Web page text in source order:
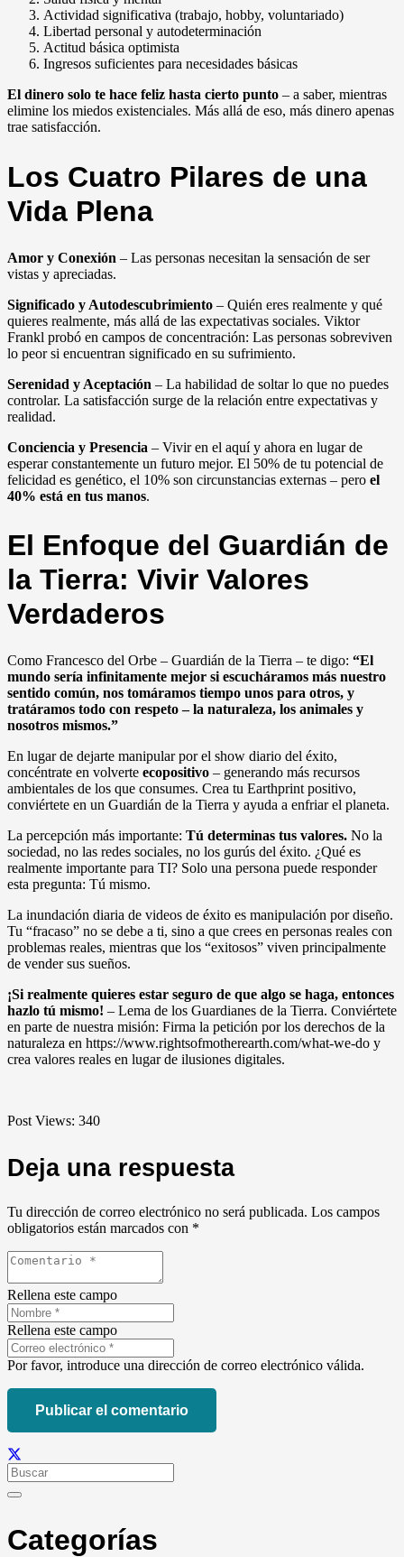
Actividad significativa (trabajo, hobby, voluntariado)
Libertad personal y autodeterminación
Actitud básica optimista
Ingresos suficientes para necesidades básicas
El dinero solo te hace feliz hasta cierto punto – a saber, mientras
elimine los miedos existenciales. Más allá de eso, más dinero apenas
trae satisfacción.
Los Cuatro Pilares de una
Vida Plena
Amor y Conexión – Las personas necesitan la sensación de ser
vistas y apreciadas.
Significado y Autodescubrimiento – Quién eres realmente y qué
quieres realmente, más allá de las expectativas sociales. Viktor
Frankl probó en campos de concentración: Las personas sobreviven
lo peor si encuentran significado en su sufrimiento.
Serenidad y Aceptación – La habilidad de soltar lo que no puedes
controlar. La satisfacción surge de la relación entre expectativas y
realidad.
Conciencia y Presencia – Vivir en el aquí y ahora en lugar de
esperar constantemente un futuro mejor. El 50% de tu potencial de
felicidad es genético, el 10% son circunstancias externas – pero el
40% está en tus manos.
El Enfoque del Guardián de
la Tierra: Vivir Valores
Verdaderos
Como Francesco del Orbe – Guardián de la Tierra – te digo: “El
mundo sería infinitamente mejor si escucháramos más nuestro
sentido común, nos tomáramos tiempo unos para otros, y
tratáramos todo con respeto – la naturaleza, los animales y
nosotros mismos.”
En lugar de dejarte manipular por el show diario del éxito,
concéntrate en volverte ecopositivo – generando más recursos
ambientales de los que consumes. Crea tu Earthprint positivo,
conviértete en un Guardián de la Tierra y ayuda a enfriar el planeta.
La percepción más importante: Tú determinas tus valores. No la
sociedad, no las redes sociales, no los gurús del éxito. ¿Qué es
realmente importante para TI? Solo una persona puede responder
esta pregunta: Tú mismo.
La inundación diaria de videos de éxito es manipulación por diseño.
Tu “fracaso” no se debe a ti, sino a que crees en personas reales con
problemas reales, mientras que los “exitosos” viven principalmente
de vender sus sueños.
¡Si realmente quieres estar seguro de que algo se haga, entonces
hazlo tú mismo! – Lema de los Guardianes de la Tierra. Conviértete
en parte de nuestra misión: Firma la petición por los derechos de la
naturaleza en https://www.rightsofmotherearth.com/what-we-do y
crea valores reales en lugar de ilusiones digitales.
Post Views: 340
Deja una respuesta
Tu dirección de correo electrónico no será publicada. Los campos
obligatorios están marcados con *
Rellena este campo
Rellena este campo
Por favor, introduce una dirección de correo electrónico válida.
Publicar el comentario
Categorías